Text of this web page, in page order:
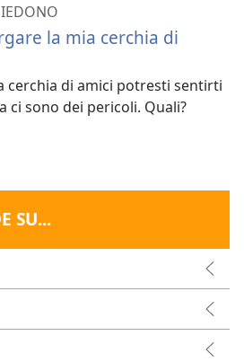
la mia cerchia di
cerchia di amici potresti sentirti
ci sono dei pericoli. Quali?
SU...